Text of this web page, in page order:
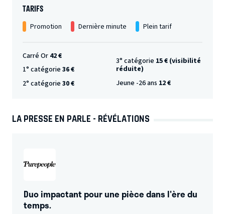
TARIFS
Promotion Dernière minute Plein tarif
Carré Or 42 €
1° catégorie36 €
2° catégorie30 €
3° catégorie 15 € (visibilité
réduite)
Jeune -26 ans 12 €
LA PRESSE EN PARLE - RÉVÉLATIONS
Duo impactant pour une pièce dans l'ère du
temps.